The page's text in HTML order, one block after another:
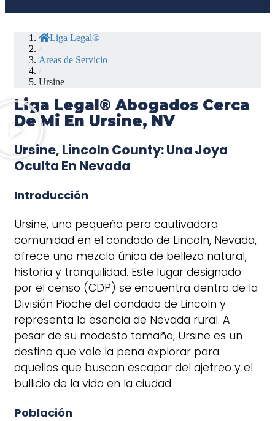
Liga Legal®
/
Areas de Servicio
/
Ursine
Liga Legal® Abogados Cerca
De Mi En Ursine, NV
Ursine, Lincoln County: Una Joya
Oculta En Nevada
Introducción
Ursine, una pequeña pero cautivadora
comunidad en el condado de Lincoln, Nevada,
ofrece una mezcla única de belleza natural,
historia y tranquilidad. Este lugar designado
por el censo (CDP) se encuentra dentro de la
División Pioche del condado de Lincoln y
representa la esencia de Nevada rural. A
pesar de su modesto tamaño, Ursine es un
destino que vale la pena explorar para
aquellos que buscan escapar del ajetreo y el
bullicio de la vida en la ciudad.
Población